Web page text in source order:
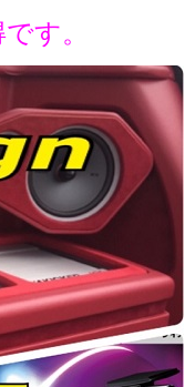
す。